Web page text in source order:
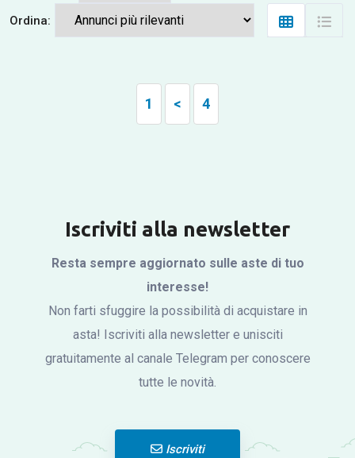
Ordina:
1 < 4
Iscriviti alla newsletter
Resta sempre aggiornato sulle aste di tuo
interesse!
Non farti sfuggire la possibilità di acquistare in
asta! Iscriviti alla newsletter e unisciti
gratuitamente al canale Telegram per conoscere
tutte le novità.
Iscriviti